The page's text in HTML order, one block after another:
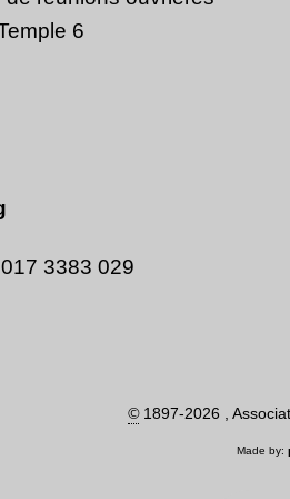
6
3383 029
©1897-2026 ,
Made by: